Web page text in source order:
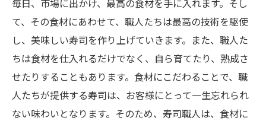
毎日、市場に出かけ、最高の食材を手に入れます。そし
て、その食材にあわせて、職人たちは最高の技術を駆使
し、美味しい寿司を作り上げていきます。また、職人た
ちは食材を仕入れるだけでなく、自ら育てたり、熟成さ
せたりすることもあります。食材にこだわることで、職
人たちが提供する寿司は、お客様にとって一生忘れられ
ない味わいとなります。そのため、寿司職人は、食材に